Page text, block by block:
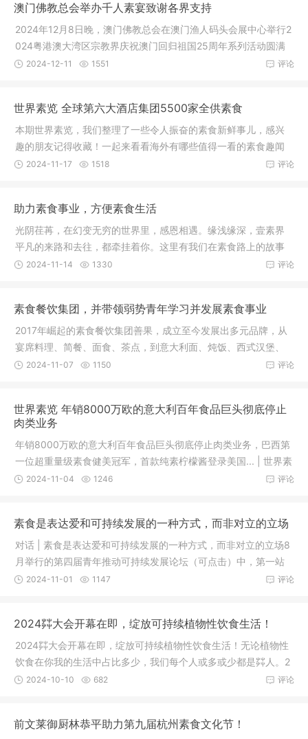
澳门佛教总会举办千人素宴致谢各界支持
2024年12月8日晚，澳门佛教总会在澳门渔人码头会展中心举行2
024粤港澳大湾区宗教界庆祝澳门回归祖国25周年系列活动圆满
晚宴，诚
评论
2024-12-11 1551
世界素览 全球第六大酒店集团5500家全供素食
本期世界素览，我们整理了一些令人振奋的素食新鲜事儿，感兴
趣的朋友记得收藏！一起来看看海外有哪些值得一看的素食趣闻
吧~新闻
评论
2024-11-17 1518
助力素食事业，方便素食生活
光阴荏苒，在幻变无穷的世界里，感恩相遇。缘浅缘深，壹素界
平凡的来路和去往，都牵挂着你。这里有我们在素食路上的故事
和远方！
评论
2024-11-14 1330
素食餐饮集团，并带领弱势青年学习并发展素食事业
2017年崛起的素食餐饮集团善果，成立至今发展出多元品牌，从
宴席料理、简餐、面食、茶点，到意大利面、炖饭、西式汉堡、
面包、法
评论
2024-11-07 1150
世界素览 年销8000万欧的意大利百年食品巨头彻底停止
肉类业务
年销8000万欧的意大利百年食品巨头彻底停止肉类业务，巴西第
一位超重量级素食健美冠军，首款纯素柠檬酱登录美国... | 世界素
览本
评论
2024-11-04 1246
素食是表达爱和可持续发展的一种方式，而非对立的立场
对话 | 素食是表达爱和可持续发展的一种方式，而非对立的立场8
月举行的第四届青年推动可持续发展论坛（可点击）中，第一站
位于苏
评论
2024-11-01 1147
2024茻大会开幕在即，绽放可持续植物性饮食生活！
2024茻大会开幕在即，绽放可持续植物性饮食生活！无论植物性
饮食在你我的生活中占比多少，我们每个人或多或少都是茻人。2
024茻大
评论
2024-10-10 682
前文莱御厨林恭平助力第九届杭州素食文化节！